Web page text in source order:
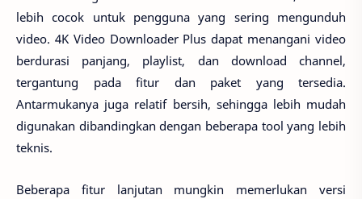
lebih cocok untuk pengguna yang sering mengunduh
video. 4K Video Downloader Plus dapat menangani video
berdurasi panjang, playlist, dan download channel,
tergantung pada fitur dan paket yang tersedia.
Antarmukanya juga relatif bersih, sehingga lebih mudah
digunakan dibandingkan dengan beberapa tool yang lebih
teknis.
Beberapa fitur lanjutan mungkin memerlukan versi